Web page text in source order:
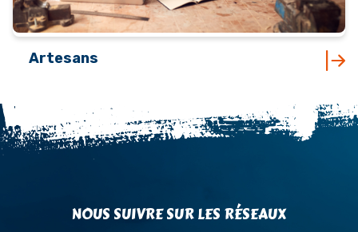
Artesans
NOUS SUIVRE SUR LES RÉSEAUX